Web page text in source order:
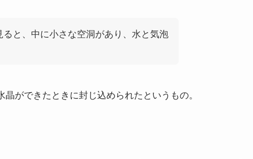
ると、中に小さな空洞があり、水と気泡
ができたときに封じ込められたというもの。